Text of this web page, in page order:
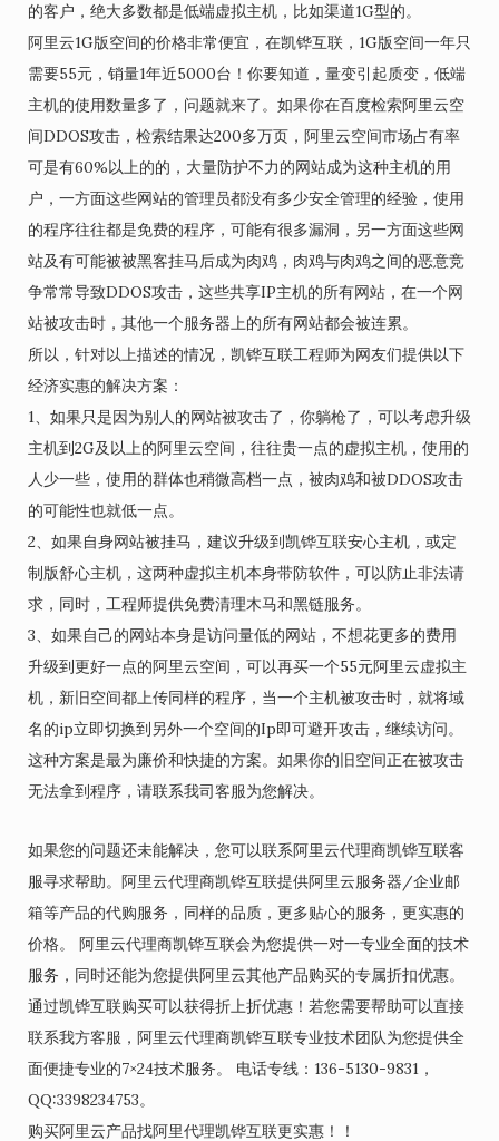
的客户，绝大多数都是低端虚拟主机，比如渠道1G型的。
阿里云1G版空间的价格非常便宜，在凯铧互联，1G版空间一年只
需要55元，销量1年近5000台！你要知道，量变引起质变，低端
主机的使用数量多了，问题就来了。如果你在百度检索阿里云空
间DDOS攻击，检索结果达200多万页，阿里云空间市场占有率
可是有60%以上的的，大量防护不力的网站成为这种主机的用
户，一方面这些网站的管理员都没有多少安全管理的经验，使用
的程序往往都是免费的程序，可能有很多漏洞，另一方面这些网
站及有可能被被黑客挂马后成为肉鸡，肉鸡与肉鸡之间的恶意竞
争常常导致DDOS攻击，这些共享IP主机的所有网站，在一个网
站被攻击时，其他一个服务器上的所有网站都会被连累。
所以，针对以上描述的情况，凯铧互联工程师为网友们提供以下
经济实惠的解决方案：
1、如果只是因为别人的网站被攻击了，你躺枪了，可以考虑升级
主机到2G及以上的阿里云空间，往往贵一点的虚拟主机，使用的
人少一些，使用的群体也稍微高档一点，被肉鸡和被DDOS攻击
的可能性也就低一点。
2、如果自身网站被挂马，建议升级到凯铧互联安心主机，或定
制版舒心主机，这两种虚拟主机本身带防软件，可以防止非法请
求，同时，工程师提供免费清理木马和黑链服务。
3、如果自己的网站本身是访问量低的网站，不想花更多的费用
升级到更好一点的阿里云空间，可以再买一个55元阿里云虚拟主
机，新旧空间都上传同样的程序，当一个主机被攻击时，就将域
名的ip立即切换到另外一个空间的Ip即可避开攻击，继续访问。
这种方案是最为廉价和快捷的方案。如果你的旧空间正在被攻击
无法拿到程序，请联系我司客服为您解决。
如果您的问题还未能解决，您可以联系阿里云代理商凯铧互联客
服寻求帮助。阿里云代理商凯铧互联提供阿里云服务器/企业邮
箱等产品的代购服务，同样的品质，更多贴心的服务，更实惠的
价格。 阿里云代理商凯铧互联会为您提供一对一专业全面的技术
服务，同时还能为您提供阿里云其他产品购买的专属折扣优惠。
通过凯铧互联购买可以获得折上折优惠！若您需要帮助可以直接
联系我方客服，阿里云代理商凯铧互联专业技术团队为您提供全
面便捷专业的7×24技术服务。 电话专线：136-5130-9831，
QQ:3398234753。
购买阿里云产品找阿里代理凯铧互联更实惠！！